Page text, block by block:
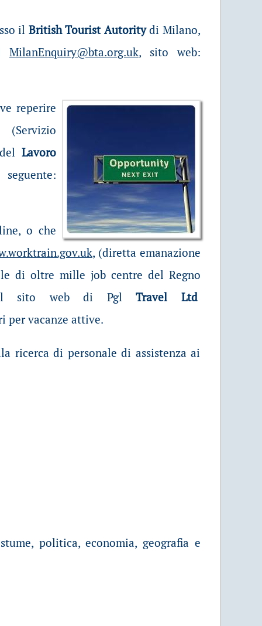
il British Tourist Autoritydi Milano,
MilanEnquiry@bta.org.uk, sito web:
reperire
(Servizio
Lavoro
o che
, (diretta emanazione
di oltre mille job centre del Regno
sito web di Pgl Travel Ltd
per vacanze attive.
ricerca di personale di assistenza ai
politica, economia, geografia e